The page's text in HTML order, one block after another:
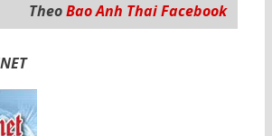
TheoBao Anh Thai Facebook